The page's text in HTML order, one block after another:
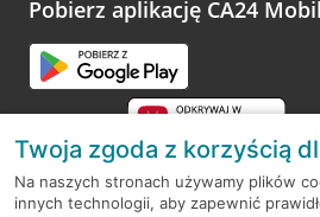
Pobierz aplikację CA24
RODO
Twoja zgoda z korzyścią
Na naszych stronach używamy plików
innych technologii, aby zapewnić